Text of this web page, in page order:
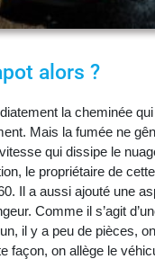
alors ?
la cheminée qui
Mais la fumée ne
qui dissipe le
le propriétaire de
Il a aussi ajouté une
Comme il s’agit
il y a peu de pièces,
façon, on allège le